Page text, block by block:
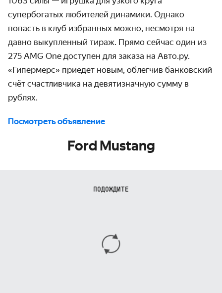
супербогатых любителей динамики. Однако
попасть в клуб избранных можно, несмотря на
давно выкупленный тираж. Прямо сейчас один из
275 AMG One доступен для заказа на Авто.ру.
«Гипермерс» приедет новым, облегчив банковский
счёт счастливчика на девятизначную сумму в
рублях.
Посмотреть объявление
Ford Mustang
ПОДОЖДИТЕ